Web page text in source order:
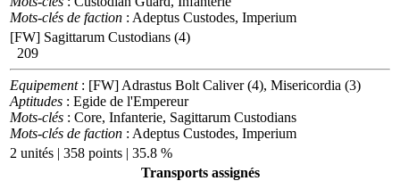
Mots-clés de faction : Adeptus Custodes, Imperium
[FW] Sagittarum Custodians (4)
209
Equipement: [FW] Adrastus Bolt Caliver (4), Misericordia (3)
Aptitudes : Egide de l'Empereur
Mots-clés : Core, Infanterie, Sagittarum Custodians
Mots-clés de faction : Adeptus Custodes, Imperium
2 unités | 358 points | 35.8 %
Transports assignés